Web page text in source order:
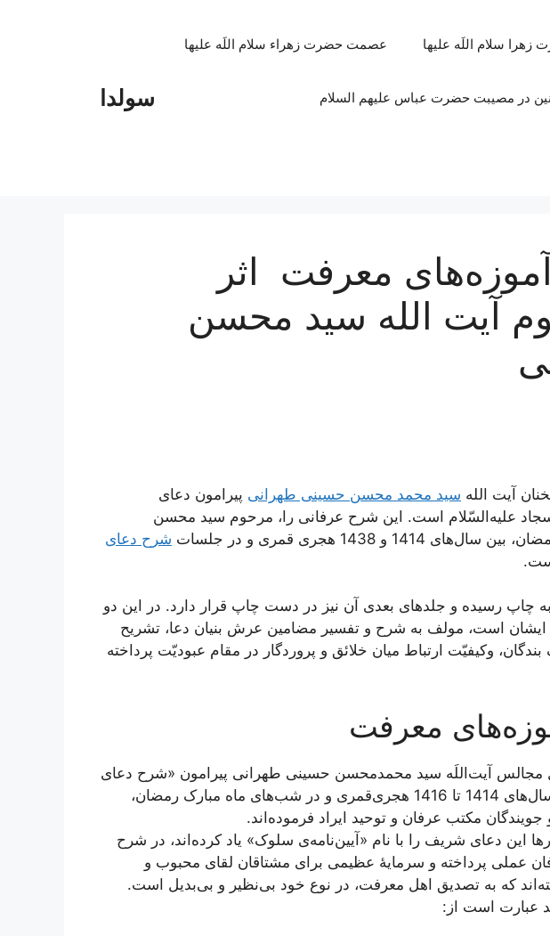
سولدا
زهرا سلام اللَه علیها عصمت حضرت زهراء سلام اللَه علیها
در مصیبت حضرت عباس علیهم السلام
معرفت اثر
آیت الله سید محسن
آیت الله سید محمد محسن حسینی طهرانی پیرامون دعای
علیه‌السّلام است. این شرح عرفانی را، مرحوم سید محسن
و 1438 هجری قمری و در جلسات
شرح دعای
درحال حاظر در 2 جلد به چاپ رسیده و جلدهای بعدی آن نیز در دست چاپ قرار دارد. در این دو
ایشان است، مولف به شرح و تفسیر مضامین عرش بنیان دعا، تشریح
وکیفیّت ارتباط میان خلائق و پروردگار در مقام عبودیّت پرداخته‌
معرفت
مجالس آیت‌اللَه سید محمدمحسن حسینی طهرانی پیرامون «شرح دعای
ابوحمزۀ ثمالی» است که در بین سال‌های 1414 تا 1416 هجری‌قمری و در شب‌های ماه مبارک رمضان،
مکتب عرفان و توحید ایراد فرموده‌اند.
این دعای شریف را با نام «آیین‌نامه‌ی سلوک» یاد کرده‌اند، در شرح
عملی پرداخته و سرمایۀ عظیمی برای مشتاقان لقای محبوب و
که به تصدیق اهل معرفت، در نوع خود بی‌نظیر و بی‌بدیل است.
عبارت است از: